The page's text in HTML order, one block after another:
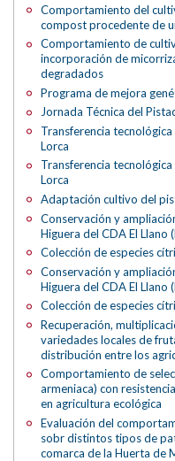
Comportamiento del
compost procedente de
Comportamiento de
incorporación de
degradados
Programa de mejora
Jornada Técnica del
Transferencia
Lorca
Transferencia
Lorca
Adaptación cultivo del
Conservación y
Higuera del CDA El Llano
Colección de especies
Conservación y
Higuera del CDA El Llano
Colección de especies
Recuperación,
variedades locales de
distribución entre los
Comportamiento de
armeniaca) con
en agricultura ecológica
Evaluación del
sobr distintos tipos de
comarca de la Huerta de